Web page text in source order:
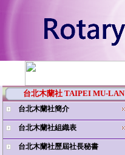
台北木蘭社 TAIPEI MU-LAN
台北木蘭社簡介
台北木蘭社組織表
台北木蘭社歷屆社長秘書